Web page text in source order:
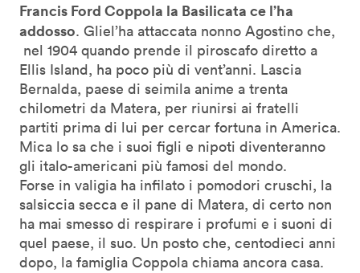
Francis Ford Coppola la Basilicata ce l’ha
addosso. Gliel’ha attaccata nonno Agostino che,
nel 1904 quando prende il piroscafo diretto a
Ellis Island, ha poco più di vent’anni. Lascia
Bernalda, paese di seimila anime a trenta
chilometri da Matera, per riunirsi ai fratelli
partiti prima di lui per cercar fortuna in America.
Mica lo sa che i suoi figli e nipoti diventeranno
gli italo-americani più famosi del mondo.
Forse in valigia ha infilato i pomodori cruschi, la
salsiccia secca e il pane di Matera, di certo non
ha mai smesso di respirare i profumi e i suoni di
quel paese, il suo. Un posto che, centodieci anni
dopo, la famiglia Coppola chiama ancora casa.